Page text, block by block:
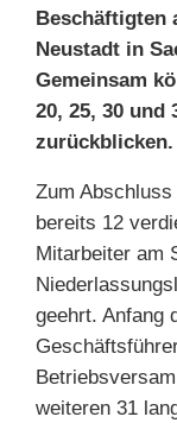
Beschäftigten
Neustadt in
Gemeinsam
20, 25, 30 und
zurückblicken.
Zum
bereits 12
Mitarbeiter am
geehrt. Anfang
weiteren 31